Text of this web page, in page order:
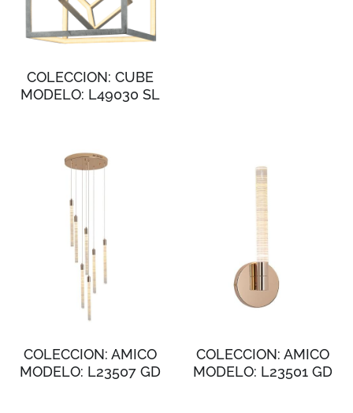
COLECCION: CUBE
MODELO: L49030 SL
COLECCION: AMICO
MODELO: L23507 GD
COLECCION: AMICO
MODELO: L23501 GD